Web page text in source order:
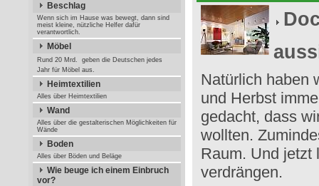
Beschlag
Wenn sich im Hause was bewegt, dann sind
meist kleine, nützliche Helfer dafür
verantwortlich.
Möbel
Rund 20 Mrd.  geben die Deutschen jedes
Jahr für Möbel aus.
Heimtextilien
Alles über Heimtextilien
Wand
Alles über die gestalterischen Möglichkeiten für
Wände
Boden
Alles über Böden und Beläge
Wie beuge ich einem Einbruch
vor?
Natürlich haben
und Herbst
gedacht, dass
wollten.
Raum. Und jetzt
verdrängen.